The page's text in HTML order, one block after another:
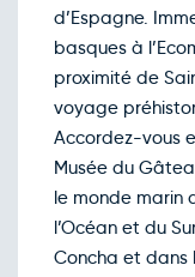
Lun.
nov.
Mar.
01
déc.
Mer.
02
déc.
Jeu.
03
déc.
d’Espagne.
basques à
proximité de
voyage
Accordez-vous
Musée du
le monde marin
l’Océan et du
Concha et